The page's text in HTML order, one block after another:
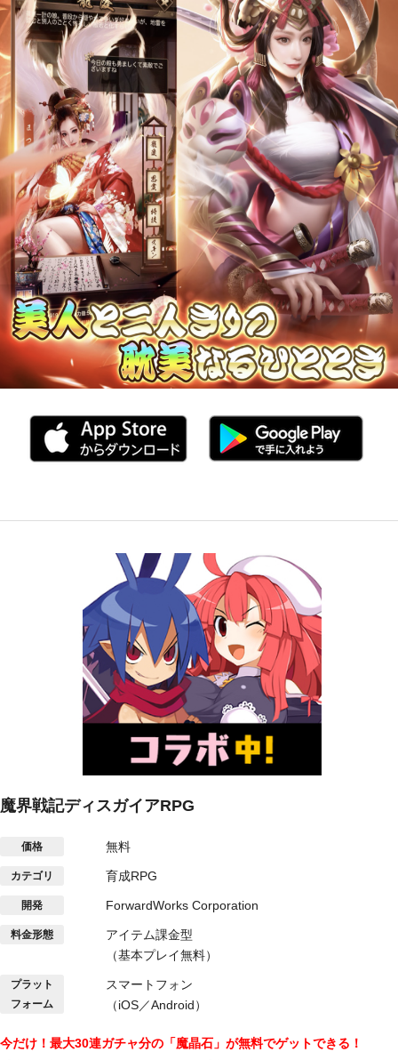
魔界戦記ディスガイアRPG
価格 無料
カテゴリ 育成RPG
開発 ForwardWorks Corporation
料金形態
アイテム課金型
（基本プレイ無料）
プラット
フォーム
スマートフォン
（iOS／Android）
今だけ！最大30連ガチャ分の「魔晶石」が無料でゲットできる！